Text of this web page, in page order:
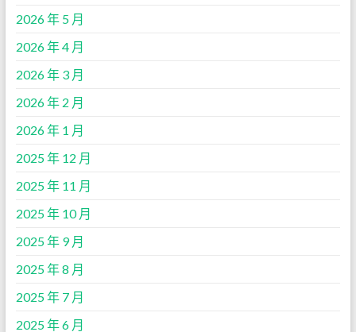
2026 年 5 月
2026 年 4 月
2026 年 3 月
2026 年 2 月
2026 年 1 月
2025 年 12 月
2025 年 11 月
2025 年 10 月
2025 年 9 月
2025 年 8 月
2025 年 7 月
2025 年 6 月